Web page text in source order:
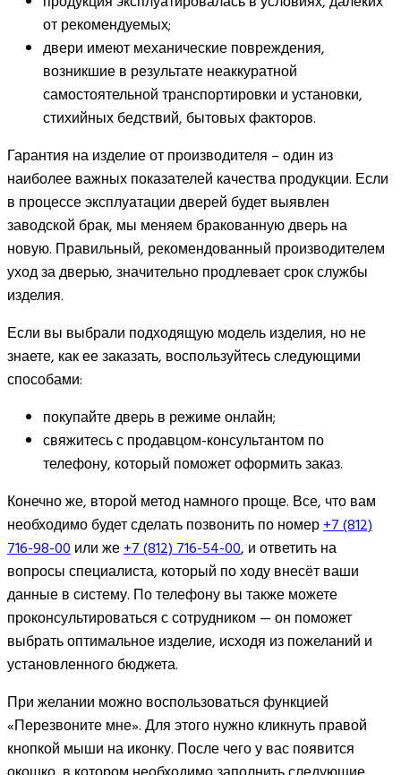
от рекомендуемых;
двери имеют механические повреждения,
возникшие в результате неаккуратной
самостоятельной транспортировки и установки,
стихийных бедствий, бытовых факторов.
Гарантия на изделие от производителя – один из
наиболее важных показателей качества продукции. Если
в процессе эксплуатации дверей будет выявлен
заводской брак, мы меняем бракованную дверь на
новую. Правильный, рекомендованный производителем
уход за дверью, значительно продлевает срок службы
изделия.
Если вы выбрали подходящую модель изделия, но не
знаете, как ее заказать, воспользуйтесь следующими
способами:
покупайте дверь в режиме онлайн;
свяжитесь с продавцом-консультантом по
телефону, который поможет оформить заказ.
Конечно же, второй метод намного проще. Все, что вам
необходимо будет сделать позвонить по номер+7 (812)
716-98-00или же+7 (812) 716-54-00, и ответить на
вопросы специалиста, который по ходу внесёт ваши
данные в систему. По телефону вы также можете
проконсультироваться с сотрудником — он поможет
выбрать оптимальное изделие, исходя из пожеланий и
установленного бюджета.
При желании можно воспользоваться функцией
«Перезвоните мне». Для этого нужно кликнуть правой
кнопкой мыши на иконку. После чего у вас появится